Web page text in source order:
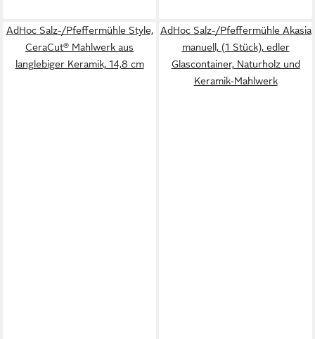
AdHoc Salz-/Pfeffermühle Style,
CeraCut® Mahlwerk aus
langlebiger Keramik, 14,8 cm
AdHoc Salz-/Pfeffermühle Akasia
manuell, (1 Stück), edler
Glascontainer, Naturholz und
Keramik-Mahlwerk